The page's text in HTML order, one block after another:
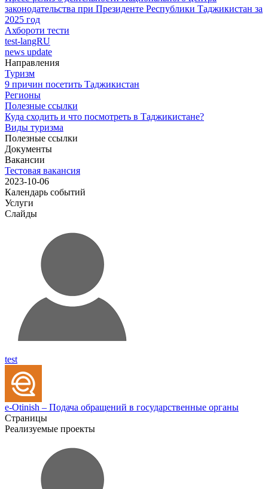
законодательства при Президенте Республики Таджикистан за
2025 год
Ахбороти тести
test-langRU
news update
Направления
Туризм
9 причин посетить Таджикистан
Регионы
Полезные ссылки
Куда сходить и что посмотреть в Таджикистане?
Виды туризма
Полезные ссылки
Документы
Вакансии
Тестовая вакансия
2023-10-06
Календарь событий
Услуги
Слайды
test
e-Otinish – Подача обращений в государственные органы
Страницы
Реализуемые проекты